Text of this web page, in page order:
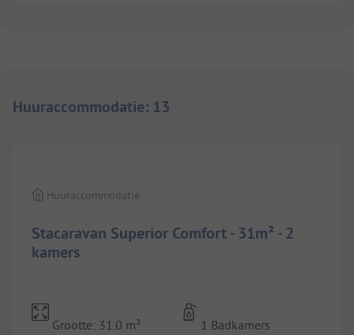
Huuraccommodatie: 13
Stacaravan Superior Comfort - 31m² - 2
kamers
Huuraccommodatie
Grootte: 31.0 m² 1 Badkamers